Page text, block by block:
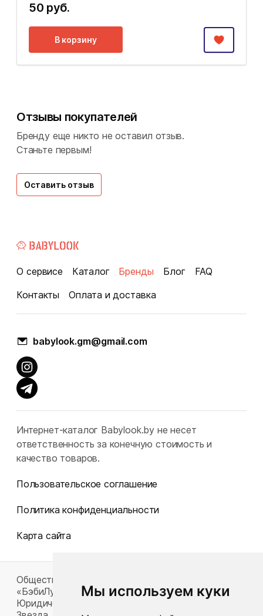
Мы используем куки
50 руб.
В корзину
Отзывы покупателей
Бренду еще никто не оставил отзыв.
Станьте первым!
Оставить отзыв
О сервисе Каталог Бренды Блог
FAQ
Контакты
Оплата и доставка
babylook.gm@gmail.com
Интернет-каталог Babylook.by не несет
ответственность за конечную стоимость и
качество товаров.
Пользовательское соглашение
Политика конфиденциальности
Карта сайта
Общество с ограниченной ответственностью
«БэбиЛук»
Юридический адрес: 220117, г. Минск, пр-т Газеты